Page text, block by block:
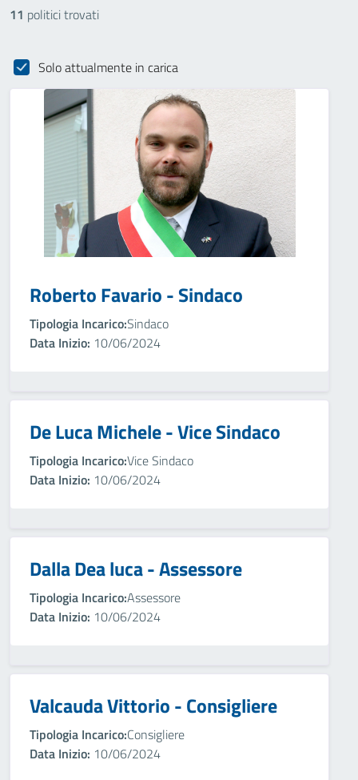
11 politici trovati
Solo attualmente in carica
Roberto Favario - Sindaco
Tipologia Incarico:Sindaco
Data Inizio: 10/06/2024
De Luca Michele - Vice Sindaco
Tipologia Incarico:Vice Sindaco
Data Inizio: 10/06/2024
Dalla Dea luca - Assessore
Tipologia Incarico:Assessore
Data Inizio: 10/06/2024
Valcauda Vittorio - Consigliere
Tipologia Incarico:Consigliere
Data Inizio: 10/06/2024